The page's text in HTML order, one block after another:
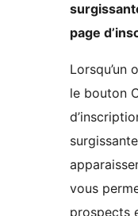
page
Lorsqu’un
le bouton
vous
prospects